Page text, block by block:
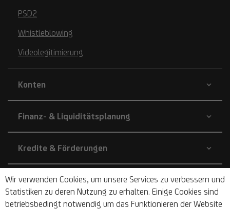
Wir verwenden Cookies, um unsere Services zu verbessern und
Statistiken zu deren Nutzung zu erhalten. Einige Cookies sind
betriebsbedingt notwendig um das Funktionieren der Website
PSD2
Whistleblowing
Videolegitimierung
Konten
Finanz- & Liquiditätsplanung
Kredite & Förderungen
Börsen & Research